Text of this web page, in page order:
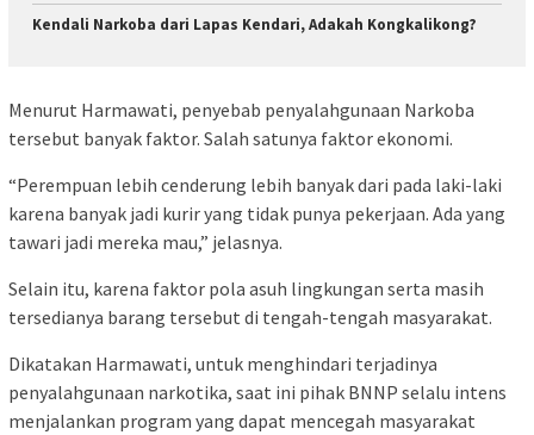
Kendali Narkoba dari Lapas Kendari, Adakah Kongkalikong?
Menurut Harmawati, penyebab penyalahgunaan Narkoba
tersebut banyak faktor. Salah satunya faktor ekonomi.
“Perempuan lebih cenderung lebih banyak dari pada laki-laki
karena banyak jadi kurir yang tidak punya pekerjaan. Ada yang
tawari jadi mereka mau,” jelasnya.
Selain itu, karena faktor pola asuh lingkungan serta masih
tersedianya barang tersebut di tengah-tengah masyarakat.
Dikatakan Harmawati, untuk menghindari terjadinya
penyalahgunaan narkotika, saat ini pihak BNNP selalu intens
menjalankan program yang dapat mencegah masyarakat